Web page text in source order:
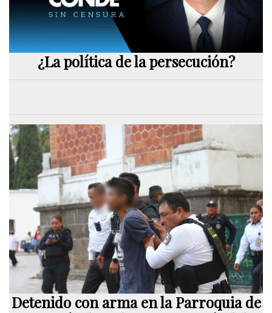
¿La política de la persecución?
Detenido con arma en la Parroquia de